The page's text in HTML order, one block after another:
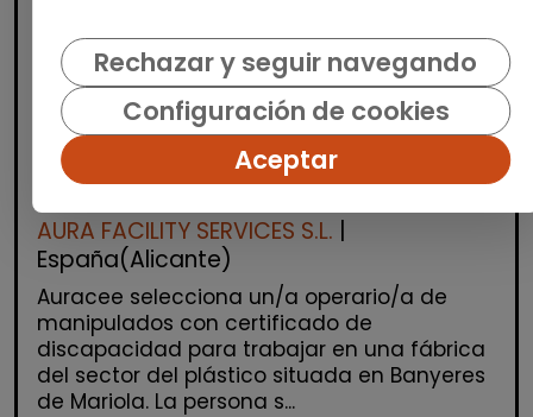
Logística, Almacén y Compras
Operario/a industrial de
manipulados - mañanas (banyeres
de mariola)
AURA FACILITY SERVICES S.L. |
España(Alicante)
Auracee selecciona un/a operario/a de
manipulados con certificado de
discapacidad para trabajar en una fábrica
del sector del plástico situada en Banyeres
de Mariola. La persona s...
Rechazar y seguir navegando
Configuración de cookies
Aceptar